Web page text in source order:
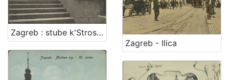
Zagreb : stube k'Strosmjerovom šetalištu
Zagreb - Ilica